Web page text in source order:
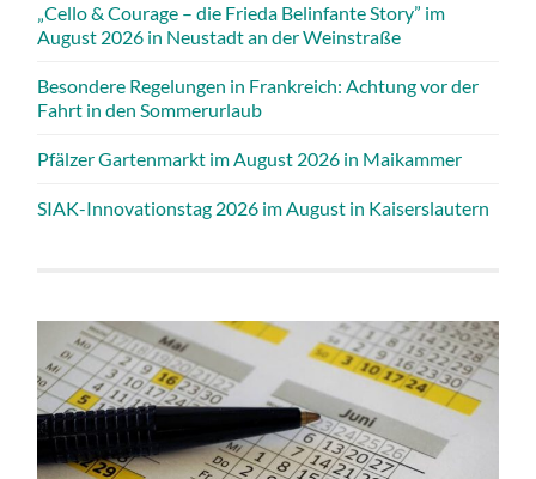
„Cello & Courage – die Frieda Belinfante Story” im
August 2026 in Neustadt an der Weinstraße
Besondere Regelungen in Frankreich: Achtung vor der
Fahrt in den Sommerurlaub
Pfälzer Gartenmarkt im August 2026 in Maikammer
SIAK-Innovationstag 2026 im August in Kaiserslautern